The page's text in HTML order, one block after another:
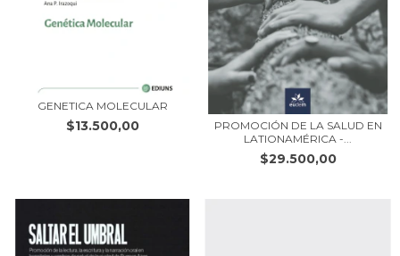
GENETICA MOLECULAR
$13.500,00
PROMOCIÓN DE LA SALUD EN
LATIONAMÉRICA -...
$29.500,00